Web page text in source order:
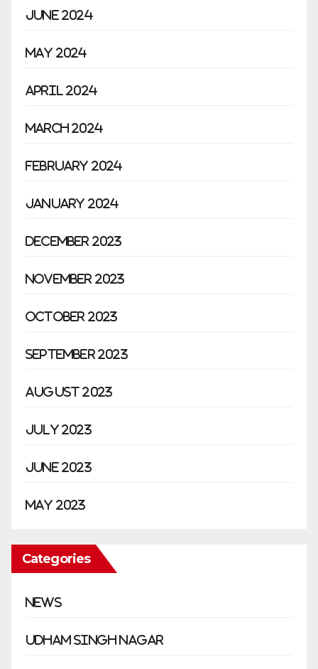
June 2024
May 2024
April 2024
March 2024
February 2024
January 2024
December 2023
November 2023
October 2023
September 2023
August 2023
July 2023
June 2023
May 2023
Categories
news
Udham Singh Nagar